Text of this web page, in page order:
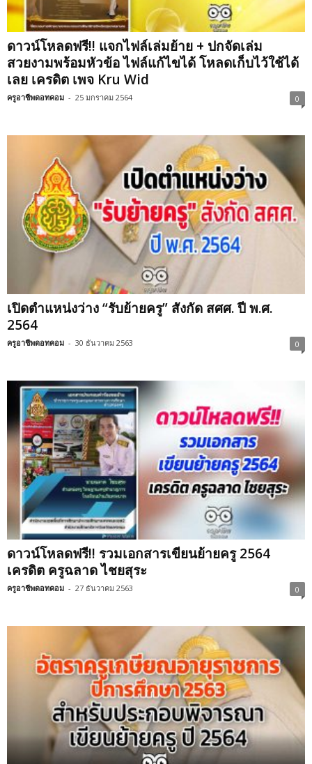
ดาวน์โหลดฟรี!! แจกไฟล์เล่มย้าย + ปกจัดเล่ม
สวยงามพร้อมหัวข้อ ไฟล์แก้ไขได้ โหลดเก็บไว้ใช้ได้
เลย เครดิต เพจ Kru Wid
ครูอาชีพดอทคอม - 25 มกราคม 2564 0
เปิดตำแหน่งว่าง “รับย้ายครู” สังกัด สศศ. ปี พ.ศ.
2564
ครูอาชีพดอทคอม - 30 ธันวาคม 2563 0
ดาวน์โหลดฟรี!! รวมเอกสารเขียนย้ายครู 2564
เครดิต ครูฉลาด ไชยสุระ
ครูอาชีพดอทคอม - 27 ธันวาคม 2563 0